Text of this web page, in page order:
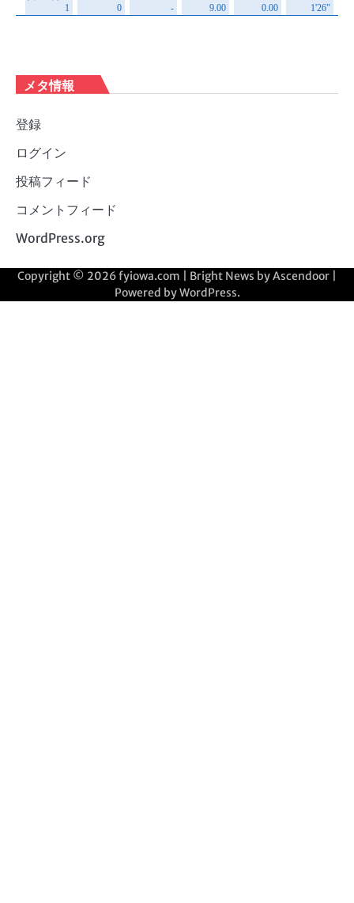
メタ情報
登録
ログイン
投稿フィード
コメントフィード
WordPress.org
Copyright © 2026fyiowa.com | Bright News byAscendoor
Powered byWordPress.